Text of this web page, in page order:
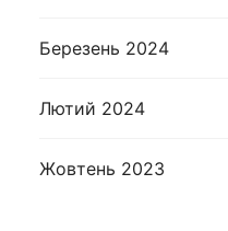
Березень 2024
Лютий 2024
Жовтень 2023